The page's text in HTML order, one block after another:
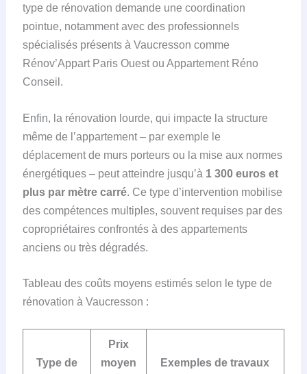
type de rénovation demande une coordination
pointue, notamment avec des professionnels
spécialisés présents à Vaucresson comme
Rénov’Appart Paris Ouest ou Appartement Réno
Conseil.
Enfin, la rénovation lourde, qui impacte la structure
même de l’appartement – par exemple le
déplacement de murs porteurs ou la mise aux normes
énergétiques – peut atteindre jusqu’à 1 300 euros et
plus par mètre carré. Ce type d’intervention mobilise
des compétences multiples, souvent requises par des
copropriétaires confrontés à des appartements
anciens ou très dégradés.
Tableau des coûts moyens estimés selon le type de
rénovation à Vaucresson :
Type de
Prix
moyen
Exemples de travaux